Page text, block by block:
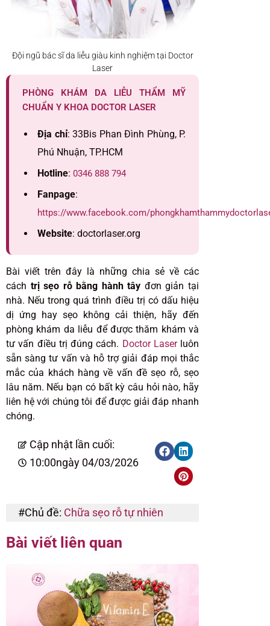
Đội ngũ bác sĩ da liễu giàu kinh nghiệm tại Doctor
Laser
PHÒNG KHÁM DA LIỄU THẨM MỸ
CHUẨN Y KHOA DOCTOR LASER
Địa chỉ: 33Bis Phan Đình Phùng, P.
Phú Nhuận, TP.HCM
Hotline: 0346 888 794
Fanpage:
https://www.facebook.com/
Website: doctorlaser.org
Bài viết trên đây là những chia sẻ về các
cách trị sẹo rỗ bằng hành tây đơn giản tại
nhà. Nếu trong quá trình điều trị có dấu hiệu
dị ứng hay sẹo không cải thiện, hãy đến
phòng khám da liễu để được thăm khám và
tư vấn điều trị đúng cách. Doctor Laserluôn
sẵn sàng tư vấn và hỗ trợ giải đáp mọi thắc
mắc của khách hàng về vấn đề sẹo rỗ, sẹo
lâu năm. Nếu bạn có bất kỳ câu hỏi nào, hãy
liên hệ với chúng tôi để được giải đáp nhanh
chóng.
Cập nhật lần cuối:
10:00ngày 04/03/2026
#Chủ đề: Chữa sẹo rỗ tự nhiên
Bài viết liên quan